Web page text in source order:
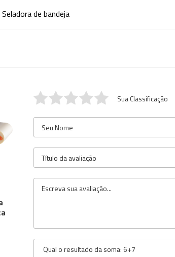
de bandeja
Sua Classificação